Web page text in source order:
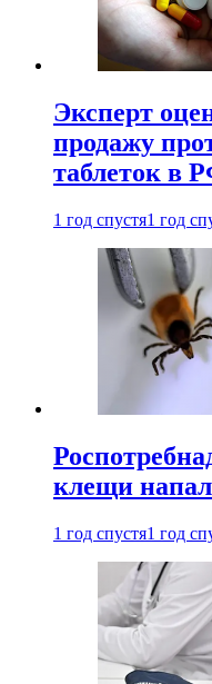
Эксперт
продажу
таблеток в
1 год спустя1 год
клещи
1 год спустя1 год